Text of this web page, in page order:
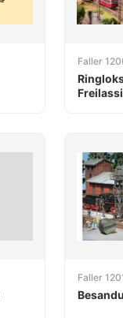
Faller
Faller